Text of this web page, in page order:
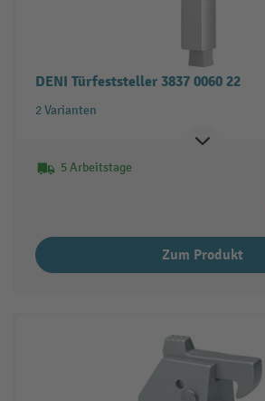
DENI Türfeststeller 3837 0060 22
2 Varianten
5 Arbeitstage
Zum Produkt